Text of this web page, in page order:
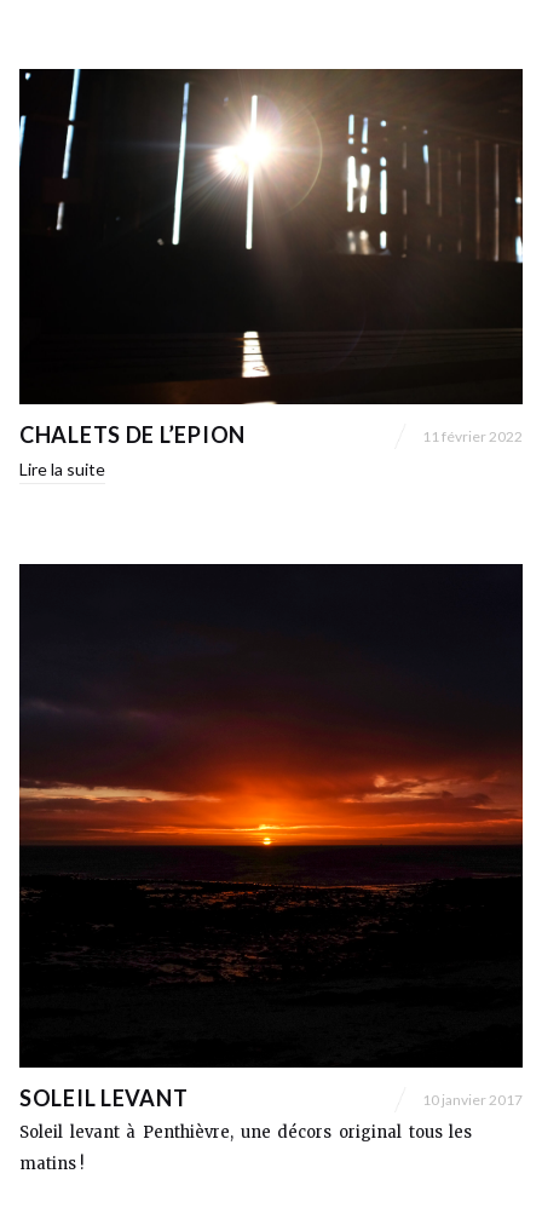
CHALETS DE L’EPION 11 février 2022
Lire la suite
SOLEIL LEVANT 10 janvier 2017
Soleil levant à Penthièvre, une décors original tous les
matins !